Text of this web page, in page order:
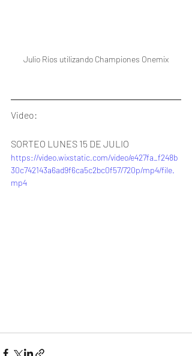
Julio Ríos utilizando Championes Onemix
Video:
SORTEO LUNES 15 DE JULIO
https://video.wixstatic.com/video/e427fa_f248b
30c742143a6ad9f6ca5c2bc0f57/720p/mp4/file.
mp4